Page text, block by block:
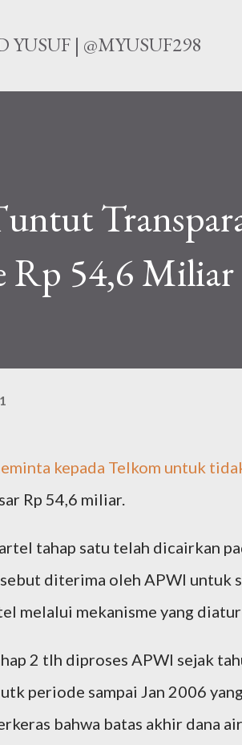
| @MYUSUF298
Rp 54,6 Miliar
kepada Telkom untuk
Rp 54,6 miliar.
tahap satu telah dicairkan
diterima oleh APWI untuk
melalui mekanisme yang
2 tlh diproses APWI sejak
periode sampai Jan 2006
bahwa batas akhir dana